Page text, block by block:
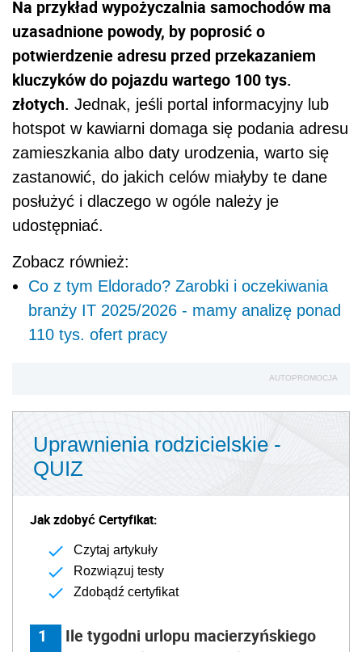
Na przykład wypożyczalnia samochodów ma
uzasadnione powody, by poprosić o
potwierdzenie adresu przed przekazaniem
kluczyków do pojazdu wartego 100 tys.
złotych. Jednak, jeśli portal informacyjny lub
hotspot w kawiarni domaga się podania adresu
zamieszkania albo daty urodzenia, warto się
zastanowić, do jakich celów miałyby te dane
posłużyć i dlaczego w ogóle należy je
udostępniać.
Zobacz również:
Co z tym Eldorado? Zarobki i oczekiwania
branży IT 2025/2026 - mamy analizę ponad
110 tys. ofert pracy
AUTOPROMOCJA
Uprawnienia rodzicielskie -
QUIZ
Jak zdobyć Certyfikat:
Czytaj artykuły
Rozwiązuj testy
Zdobądź certyfikat
1
Ile tygodni urlopu macierzyńskiego